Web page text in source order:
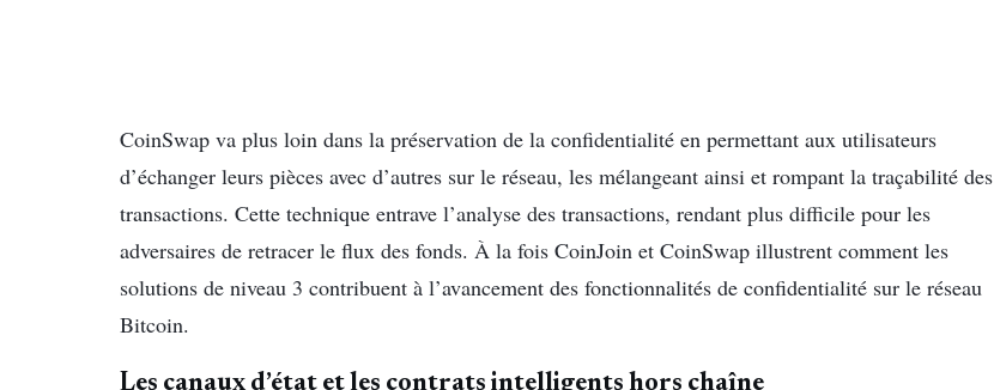
CoinSwap va plus loin dans la préservation de la confidentialité en permettant aux utilisateurs
d’échanger leurs pièces avec d’autres sur le réseau, les mélangeant ainsi et rompant la traçabilité des
transactions. Cette technique entrave l’analyse des transactions, rendant plus difficile pour les
adversaires de retracer le flux des fonds. À la fois CoinJoin et CoinSwap illustrent comment les
solutions de niveau 3 contribuent à l’avancement des fonctionnalités de confidentialité sur le réseau
Bitcoin.
Les canaux d’état et les contrats intelligents hors chaîne